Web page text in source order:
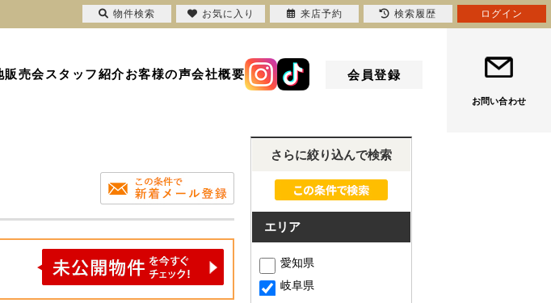
販売会スタッフ紹介お客様の声会社概要 会員登録
お問い合わせ
さらに絞り込んで検索
エリア
愛知県
岐阜県
物件検索 お気に入り 来店予約 検索履歴 ログイン